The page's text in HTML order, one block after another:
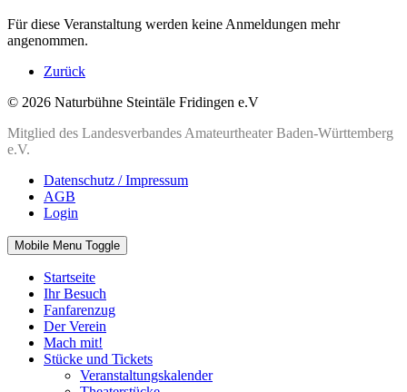
Für diese Veranstaltung werden keine Anmeldungen mehr
angenommen.
Zurück
© 2026 Naturbühne Steintäle Fridingen e.V
Mitglied des Landesverbandes Amateurtheater Baden-Württemberg
e.V.
Datenschutz / Impressum
AGB
Login
Mobile Menu Toggle
Startseite
Ihr Besuch
Fanfarenzug
Der Verein
Mach mit!
Stücke und Tickets
Veranstaltungskalender